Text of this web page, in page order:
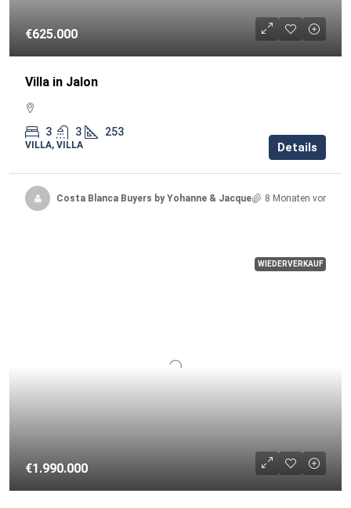
€625.000
Villa in Jalon
3 3 253
VILLA, VILLA Details
Costa Blanca Buyers by Yohanne & Jacqueline8 Monaten vor
WIEDERVERKAUF
€1.990.000